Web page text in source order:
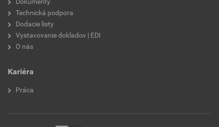
značka
odtieň
Technická podpora
Dodacie listy
Vystavovanie dokladov | EDI
O nás
Kariéra
Práca